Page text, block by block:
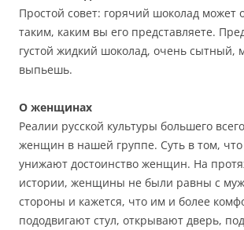
Простой совет: горячий шоколад может
таким, каким вы его представляете.
густой жидкий шоколад, очень сытный,
выпьешь.
О женщинах
Реалии русской культуры большего
женщин в нашей группе. Суть в том, что
унижают достоинство женщин. На
истории, женщины не были равны с
стороны и кажется, что им и более
пододвигают стул, открывают дверь,